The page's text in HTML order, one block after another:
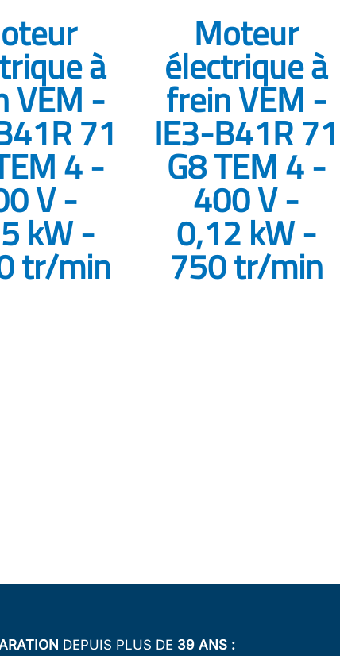
à
VEM -
71
4 -
V -
kW -
tr/min
Moteur
électrique à
frein VEM -
IE3-B41R 71
G8 TEM 4 -
400 V -
0,12 kW -
750 tr/min
DEPUIS PLUS DE 39 ANS :